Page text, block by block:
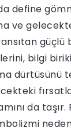
define
ve
güçlü
bilgi
dürtüsünü
da taşır.